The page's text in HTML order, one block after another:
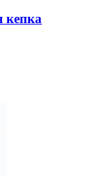
кепка